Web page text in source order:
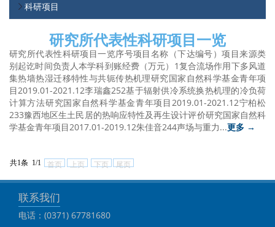
科研项目
​研究所代表性科研项目一览
研究所代表性科研项目一览序号项目名称（下达编号）项目来源类
别起讫时间负责人本学科到账经费（万元）1复合流场作用下多风道
集热墙热湿迁移特性与共轭传热机理研究国家自然科学基金青年项
目2019.01-2021.12李瑞鑫252基于辐射供冷系统换热机理的冷负荷
计算方法研究国家自然科学基金青年项目2019.01-2021.12宁柏松
233豫西地区生土民居的热响应特性及再生设计评价研究国家自然科
学基金青年项目2017.01-2019.12朱佳音244声场与重力...更多 →
共1条 1/1 首页 上页 下页 尾页
联系我们
电话：(0371) 67781680